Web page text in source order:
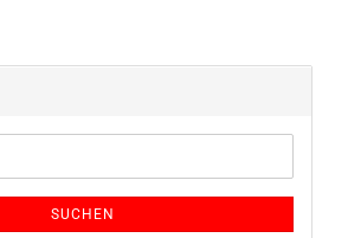
SUCHEN